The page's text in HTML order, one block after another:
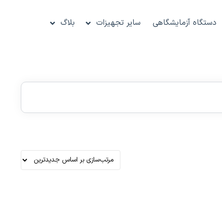
دستگاه آزمایشگاهی سایر تجهیزات
بلاگ